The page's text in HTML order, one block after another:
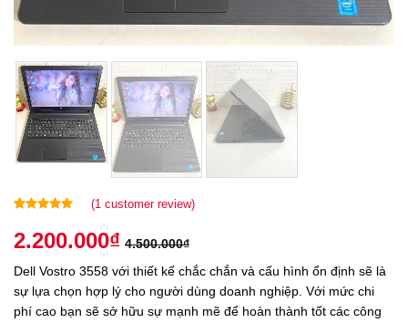
out of 5
customer
rating
(1customer review)
2.200.000₫ 4.500.000₫
Dell Vostro 3558 với thiết kế chắc chắn và cấu hình ổn định sẽ là
sự lựa chọn hợp lý cho người dùng doanh nghiệp. Với mức chi
phí cao bạn sẽ sở hữu sự mạnh mẽ để hoàn thành tốt các công